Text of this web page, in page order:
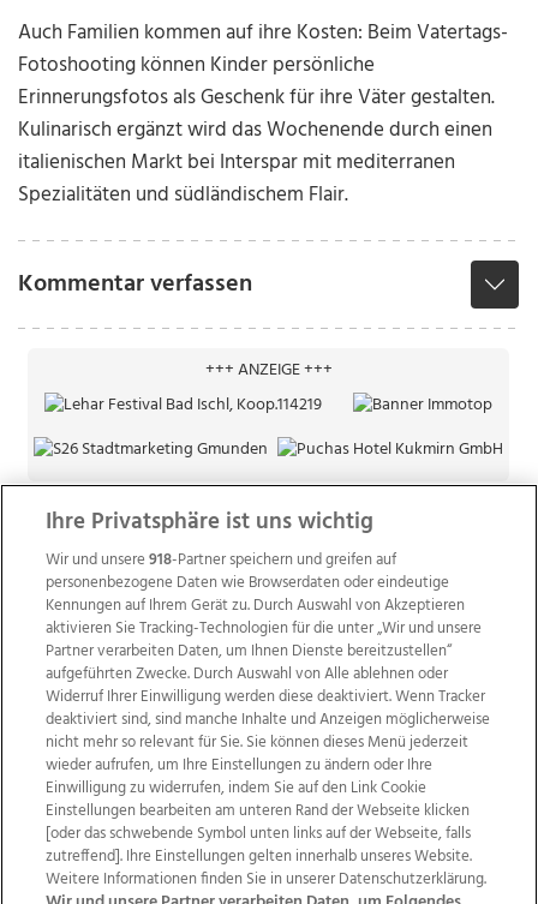
Auch Familien kommen auf ihre Kosten: Beim Vatertags-
Fotoshooting können Kinder persönliche
Erinnerungsfotos als Geschenk für ihre Väter gestalten.
Kulinarisch ergänzt wird das Wochenende durch einen
italienischen Markt bei Interspar mit mediterranen
Spezialitäten und südländischem Flair.
Kommentar verfassen
+++ ANZEIGE +++
Wir über uns Mediadaten Kontakt
Jobs
Datenschutz
Impressum
AGB Anzeigekunden
AGB Website
Ehrenkodex Politische Werbung
Ihre Privatsphäre ist uns wichtig
Wir und unsere918-Partner speichern und greifen auf
personenbezogene Daten wie Browserdaten oder eindeutige
Kennungen auf Ihrem Gerät zu. Durch Auswahl von Akzeptieren
aktivieren Sie Tracking-Technologien für die unter „Wir und unsere
Partner verarbeiten Daten, um Ihnen Dienste bereitzustellen“
aufgeführten Zwecke. Durch Auswahl von Alle ablehnen oder
Widerruf Ihrer Einwilligung werden diese deaktiviert. Wenn Tracker
deaktiviert sind, sind manche Inhalte und Anzeigen möglicherweise
nicht mehr so relevant für Sie. Sie können dieses Menü jederzeit
wieder aufrufen, um Ihre Einstellungen zu ändern oder Ihre
Einwilligung zu widerrufen, indem Sie auf den Link Cookie
Einstellungen bearbeiten am unteren Rand der Webseite klicken
[oder das schwebende Symbol unten links auf der Webseite, falls
zutreffend]. Ihre Einstellungen gelten innerhalb unseres Website.
Weitere Informationen finden Sie in unserer Datenschutzerklärung.